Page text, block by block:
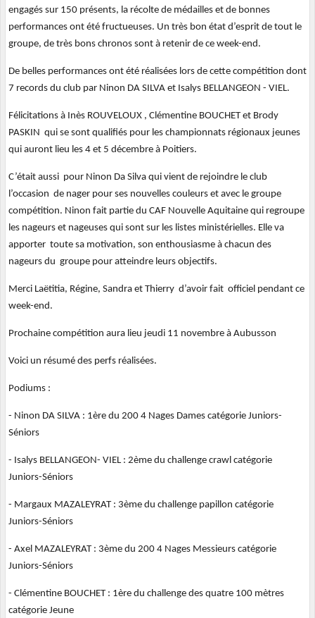
engagés sur 150 présents, la récolte de médailles et de bonnes
performances ont été fructueuses. Un très bon état d’esprit de tout le
groupe, de très bons chronos sont à retenir de ce week-end.
De belles performances ont été réalisées lors de cette compétition dont
7 records du club par Ninon DA SILVA et Isalys BELLANGEON - VIEL.
Félicitations à Inès ROUVELOUX , Clémentine BOUCHET et Brody
PASKIN qui se sont qualifiés pour les championnats régionaux jeunes
qui auront lieu les 4 et 5 décembre à Poitiers.
C’était aussi pour Ninon Da Silva qui vient de rejoindre le club
l’occasion de nager pour ses nouvelles couleurs et avec le groupe
compétition. Ninon fait partie du CAF Nouvelle Aquitaine qui regroupe
les nageurs et nageuses qui sont sur les listes ministérielles. Elle va
apporter toute sa motivation, son enthousiasme à chacun des
nageurs du groupe pour atteindre leurs objectifs.
Merci Laëtitia, Régine, Sandra et Thierry d’avoir fait officiel pendant ce
week-end.
Prochaine compétition aura lieu jeudi 11 novembre à Aubusson
Voici un résumé des perfs réalisées.
Podiums :
- Ninon DA SILVA : 1ère du 200 4 Nages Dames catégorie Juniors-
Séniors
- Isalys BELLANGEON- VIEL : 2ème du challenge crawl catégorie
Juniors-Séniors
- Margaux MAZALEYRAT : 3ème du challenge papillon catégorie
Juniors-Séniors
- Axel MAZALEYRAT : 3ème du 200 4 Nages Messieurs catégorie
Juniors-Séniors
- Clémentine BOUCHET : 1ère du challenge des quatre 100 mètres
catégorie Jeune